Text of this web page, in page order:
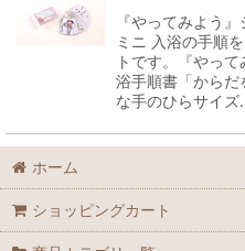
『やってみよう
ミニ 入浴の手順
トです。『やっ
浴手順書「からだ
な手のひらサイ
ホーム
ショッピングカート